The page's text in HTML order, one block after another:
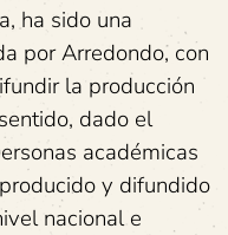
ha sido una
por Arredondo, con
la producción
dado el
académicas
y difundido
nacional e